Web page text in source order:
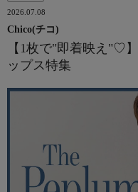
2026.07.08
Chico(チコ)
【1枚で"即着映え"♡
ップス特集